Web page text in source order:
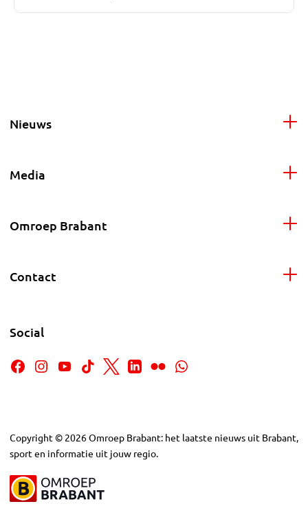
Nieuws
Media
Omroep Brabant
Contact
Social
Copyright © 2026Omroep Brabant: het laatste nieuws uit Brabant,
sport en informatie uit jouw regio.